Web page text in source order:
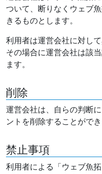
ついて、断りなくウェブ
きるものとします。
利用者は運営会社に対し
その場合に運営会社は該
ます。
削除
運営会社は、自らの判断
ントを削除することがで
禁止事項
利用者による「ウェブ魚